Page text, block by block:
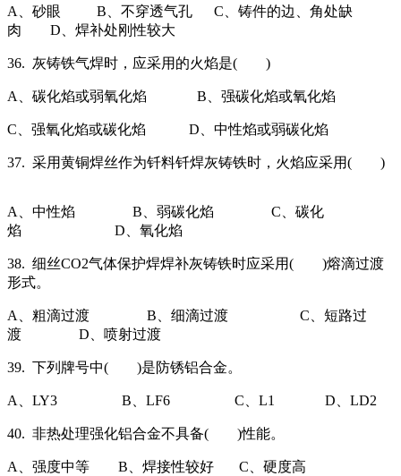
A、砂眼 B、不穿透气孔 C、铸件的边、角处缺
肉 D、焊补处刚性较大
36. 灰铸铁气焊时，应采用的火焰是( )
A、碳化焰或弱氧化焰 B、强碳化焰或氧化焰
C、强氧化焰或碳化焰 D、中性焰或弱碳化焰
37. 采用黄铜焊丝作为钎料钎焊灰铸铁时，火焰应采用( )
A、中性焰 B、弱碳化焰 C、碳化
焰 D、氧化焰
38. 细丝CO2气体保护焊焊补灰铸铁时应采用( )熔滴过渡
形式。
A、粗滴过渡 B、细滴过渡 C、短路过
渡 D、喷射过渡
39. 下列牌号中( )是防锈铝合金。
A、LY3 B、LF6 C、L1 D、LD2
40. 非热处理强化铝合金不具备( )性能。
A、强度中等 B、焊接性较好 C、硬度高